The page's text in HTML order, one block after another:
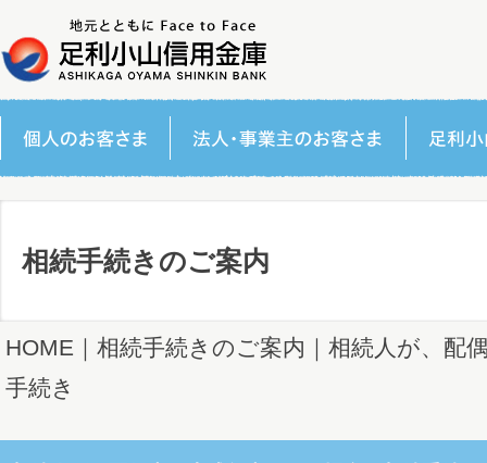
相続手続きのご案内
HOME ｜ 相続手続きのご案内 ｜相続人が、配
手続き